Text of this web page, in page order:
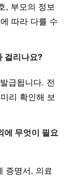
, 부모의 정보
따라 다를 수
걸리나요?
급됩니다. 전
리 확인해 보
에 무엇이 필요
증명서, 의료